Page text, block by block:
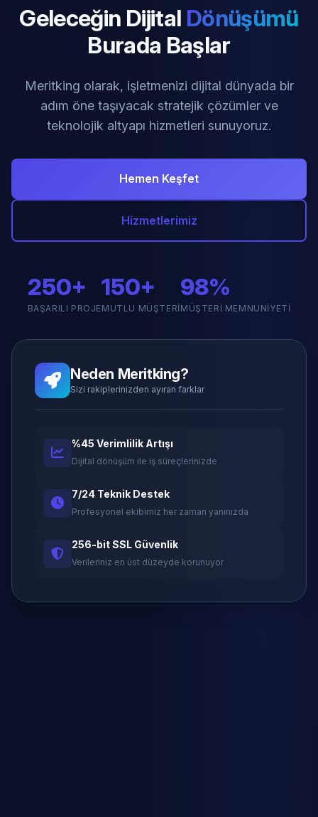
Geleceğin Dijital Dönüşümü
Burada Başlar
Meritking olarak, işletmenizi dijital dünyada bir
adım öne taşıyacak stratejik çözümler ve
teknolojik altyapı hizmetleri sunuyoruz.
Hemen Keşfet
Hizmetlerimiz
250+
BAŞARILI PROJE
150+
MUTLU MÜŞTERI
98%
MÜŞTERI MEMNUNIYETI
Neden Meritking?
Sizi rakiplerinizden ayıran farklar
%45 Verimlilik Artışı
Dijital dönüşüm ile iş süreçlerinizde
7/24 Teknik Destek
Profesyonel ekibimiz her zaman yanınızda
256-bit SSL Güvenlik
Verileriniz en üst düzeyde korunuyor